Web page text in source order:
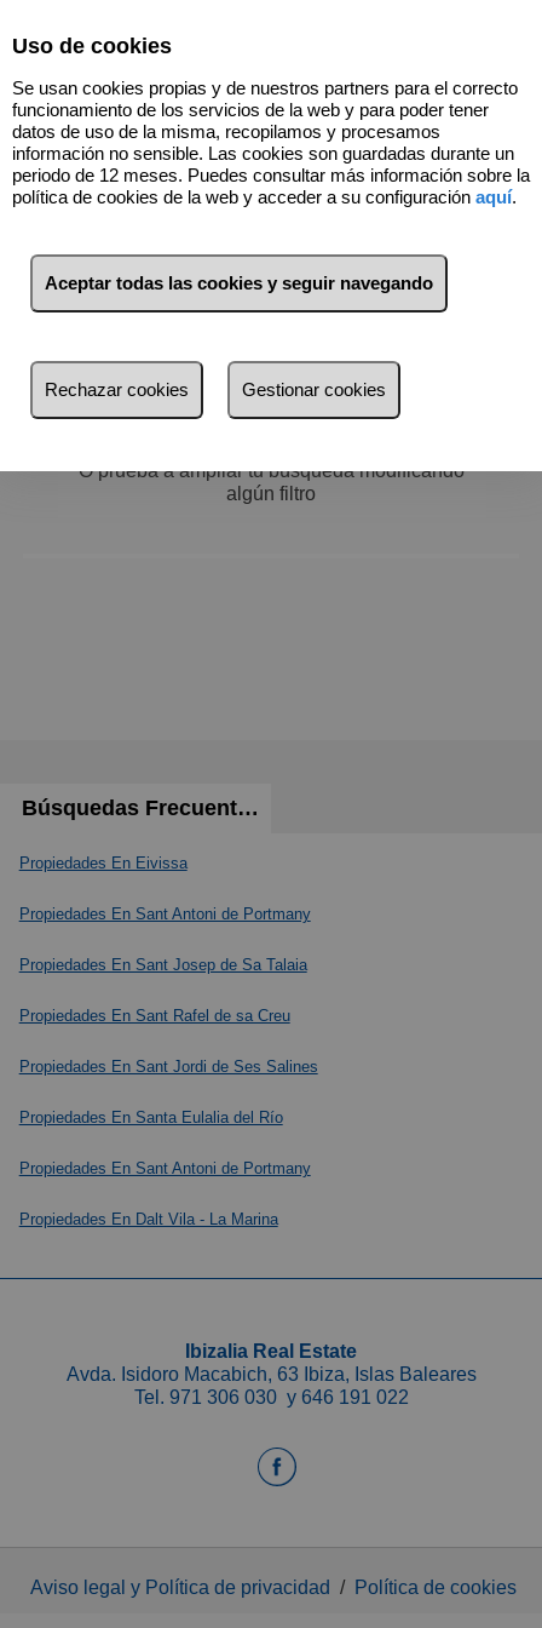
más reciente
más reciente
Menos reciente
No hay nada por aquí :)
O prueba a ampliar tu búsqueda modificando
algún filtro
Búsquedas Frecuentes
Propiedades En Eivissa
Propiedades En Sant Antoni de Portmany
Propiedades En Sant Josep de Sa Talaia
Propiedades En Sant Rafel de sa Creu
Propiedades En Sant Jordi de Ses Salines
Propiedades En Santa Eulalia del Río
Propiedades En Sant Antoni de Portmany
Propiedades En Dalt Vila - La Marina
Ibizalia Real Estate
Avda. Isidoro Macabich, 63 Ibiza, Islas Baleares
Tel. 971 306 030 y 646 191 022
Aviso legal y Política de privacidad / Política de cookies
Uso de cookies
Se usan cookies propias y de nuestros partners para el correcto
funcionamiento de los servicios de la web y para poder tener
datos de uso de la misma, recopilamos y procesamos
información no sensible. Las cookies son guardadas durante un
periodo de 12 meses. Puedes consultar más información sobre la
política de cookies de la web y acceder a su configuración aquí.
Aceptar todas las cookies y seguir navegando
Rechazar cookies Gestionar cookies